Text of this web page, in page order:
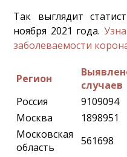
Так выглядит
ноября 2021 года.
заболеваемости
Регион
случаев
Россия
9109094
Москва
1898951
Московская
область
561698